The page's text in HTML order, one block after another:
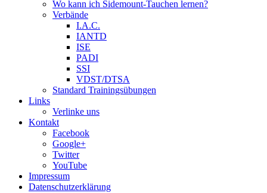
Wo kann ich Sidemount-Tauchen lernen?
Verbände
I.A.C.
IANTD
ISE
PADI
SSI
VDST/DTSA
Standard Trainingsübungen
Links
Verlinke uns
Kontakt
Facebook
Google+
Twitter
YouTube
Impressum
Datenschutzerklärung